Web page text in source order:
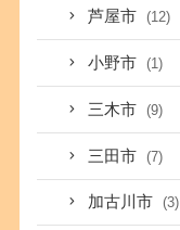
芦屋市 (12)
小野市 (1)
三木市 (9)
三田市 (7)
加古川市 (3)